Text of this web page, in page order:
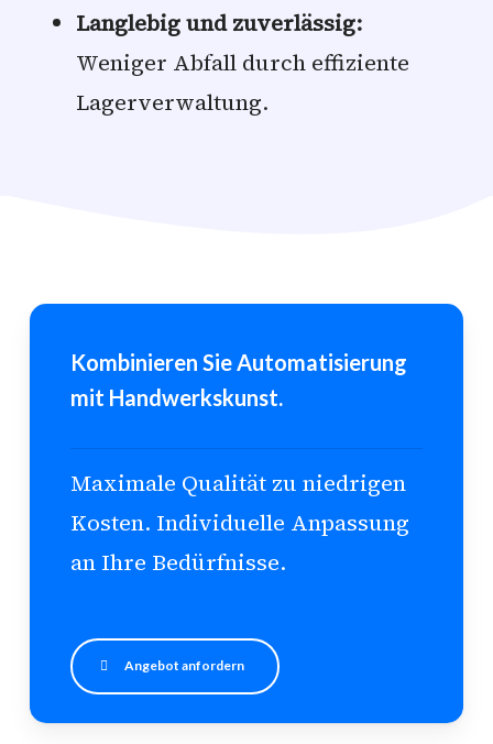
Langlebig und zuverlässig:
Weniger Abfall durch effiziente
Lagerverwaltung.
Kombinieren Sie Automatisierung
mit Handwerkskunst.
Maximale Qualität zu niedrigen
Kosten. Individuelle Anpassung
an Ihre Bedürfnisse.
Angebot anfordern